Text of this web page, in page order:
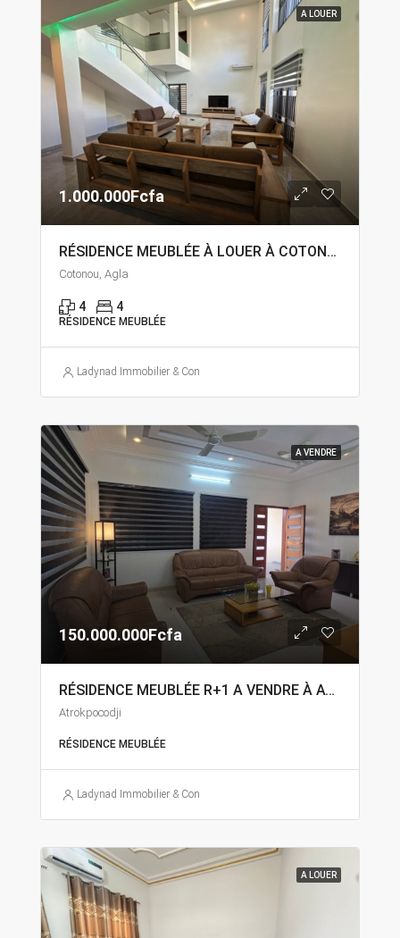
A LOUER
1.000.000Fcfa
RÉSIDENCE MEUBLÉE À LOUER À COTONOU AGLA
Cotonou, Agla
4 4
RÉSIDENCE MEUBLÉE
Ladynad Immobilier & Construction
A VENDRE
150.000.000Fcfa
RÉSIDENCE MEUBLÉE R+1 A VENDRE À ATROKPOKODJI
Atrokpocodji
RÉSIDENCE MEUBLÉE
Ladynad Immobilier & Construction
A LOUER